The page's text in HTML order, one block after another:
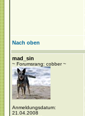
Nach oben
mad_sin
~ Forumsrang: cobber ~
Anmeldungsdatum:
21.04.2008